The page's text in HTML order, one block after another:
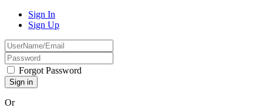
Sign In
Sign Up
Forgot Password
Or